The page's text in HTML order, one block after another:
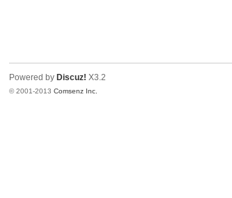
Powered by Discuz! X3.2
© 2001-2013Comsenz Inc.